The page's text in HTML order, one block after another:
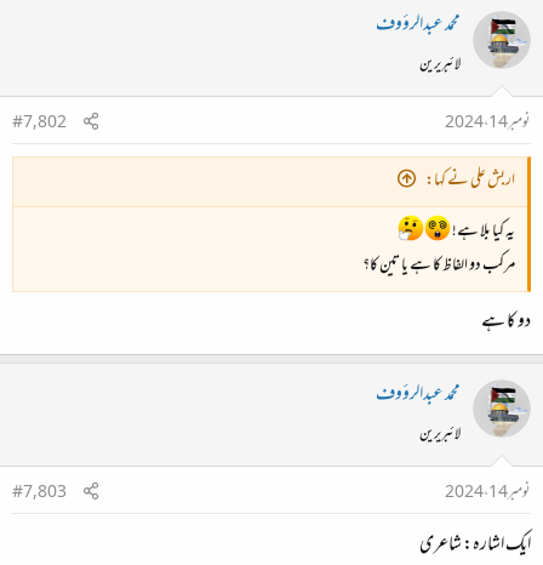
محمد عبدالرؤوف
لائبریرین
نومبر 14، 2024
#7,802
اربش علی نے کہا:
یہ کیا بلا ہے!
مرکب دو الفاظ کا ہے یا تین کا؟
دو کا ہے
محمد عبدالرؤوف
لائبریرین
نومبر 14، 2024
#7,803
ایک اشارہ: شاعری